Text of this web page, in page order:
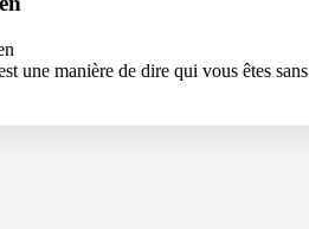
une manière de dire qui vous êtes sans